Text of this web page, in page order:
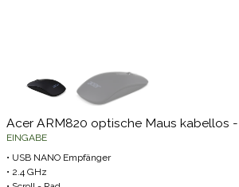
Acer ARM820 optische Maus kabellos
EINGABE
• USB NANO Empfänger
• 2.4 GHz